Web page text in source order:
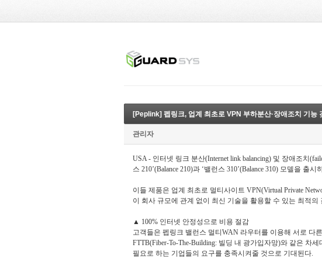
[Peplink] 펩링크, 업계 최초로 VPN 부하분산·장애조치 기능
관리자
USA - 인터넷 링크 분산(Internet link balancing) 및 장애조치
스 210’(Balance 210)과 ‘밸런스 310’(Balance 310) 모델을 출
이들 제품은 업계 최초로 멀티사이트 VPN(Virtual Private
이 회사 규모에 관계 없이 최신 기술을 활용할 수 있는 최적의
▲ 100% 인터넷 안정성으로 비용 절감
고객들은 펩링크 밸런스 멀티WAN 라우터를 이용해 서로 다
FTTB(Fiber-To-The-Building: 빌딩 내 광가입자망)와 같은 차
필요로 하는 기업들의 요구를 충족시켜줄 것으로 기대된다.